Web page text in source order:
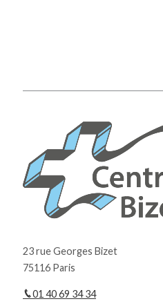
23 rue Georges Bizet
75116 Paris
01 40 69 34 34